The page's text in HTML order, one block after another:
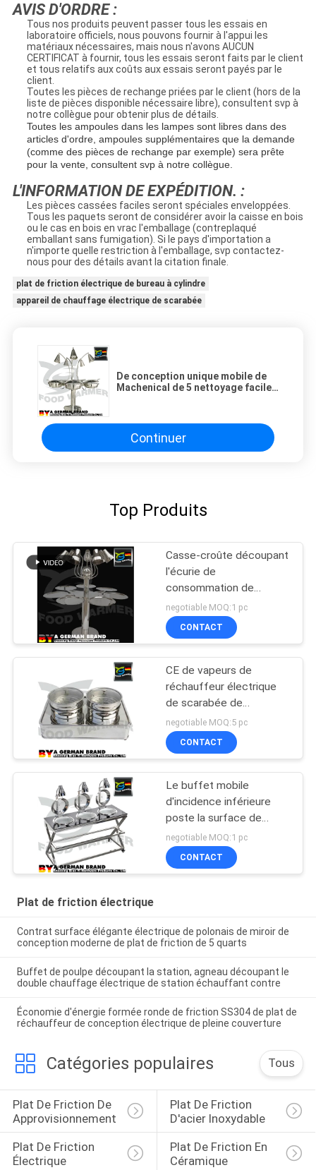
AVIS D'ORDRE :
Tous nos produits peuvent passer tous les essais en
laboratoire officiels, nous pouvons fournir à l'appui les
matériaux nécessaires, mais nous n'avons AUCUN
CERTIFICAT à fournir, tous les essais seront faits par le client
et tous relatifs aux coûts aux essais seront payés par le
client.
Toutes les pièces de rechange priées par le client (hors de la
liste de pièces disponible nécessaire libre), consultent svp à
notre collègue pour obtenir plus de détails.
Toutes les ampoules dans les lampes sont libres dans des
articles d'ordre, ampoules supplémentaires que la demande
(comme des pièces de rechange par exemple) sera prête
pour la vente, consultent svp à notre collègue.
L'INFORMATION DE EXPÉDITION. :
Les pièces cassées faciles seront spéciales enveloppées.
Tous les paquets seront de considérer avoir la caisse en bois
ou le cas en bois en vrac l'emballage (contreplaqué
emballant sans fumigation). Si le pays d'importation a
n'importe quelle restriction à l'emballage, svp contactez-
nous pour des détails avant la citation finale.
plat de friction électrique de bureau à cylindre
appareil de chauffage électrique de scarabée
De conception unique mobile de
Machenical de 5 nettoyage facile
Continuer
Top Produits
Casse-croûte découpant
l'écurie de
consommation de
puissance faible de
puissance de la lampe de
chaleur de station 200W
negotiable MOQ:1 pc
CONTACT
CE de vapeurs de
réchauffeur électrique
de scarabée de
rectangle le double a
délivré un certificat 220v
50Hz 400w
negotiable MOQ:5 pc
CONTACT
Le buffet mobile
d'incidence inférieure
poste la surface de
polissage de preuve
d'huile de structure
compacte
negotiable MOQ:1 pc
CONTACT
Plat de friction électrique
Contrat surface élégante électrique de polonais de miroir de
conception moderne de plat de friction de 5 quarts
Buffet de poulpe découpant la station, agneau découpant le
double chauffage électrique de station échauffant contre
Économie d'énergie formée ronde de friction SS304 de plat de
réchauffeur de conception électrique de pleine couverture
Catégories populaires Tous
Plat De Friction De
Approvisionnement
Plat De Friction
D'acier Inoxydable
Plat De Friction
Électrique
Plat De Friction En
Céramique